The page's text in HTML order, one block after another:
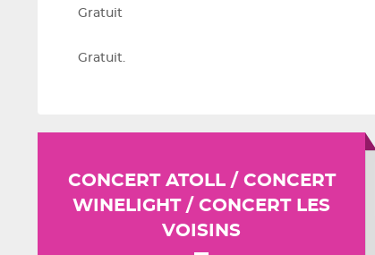
Gratuit
Gratuit.
CONCERT ATOLL / CONCERT
WINELIGHT / CONCERT LES
VOISINS